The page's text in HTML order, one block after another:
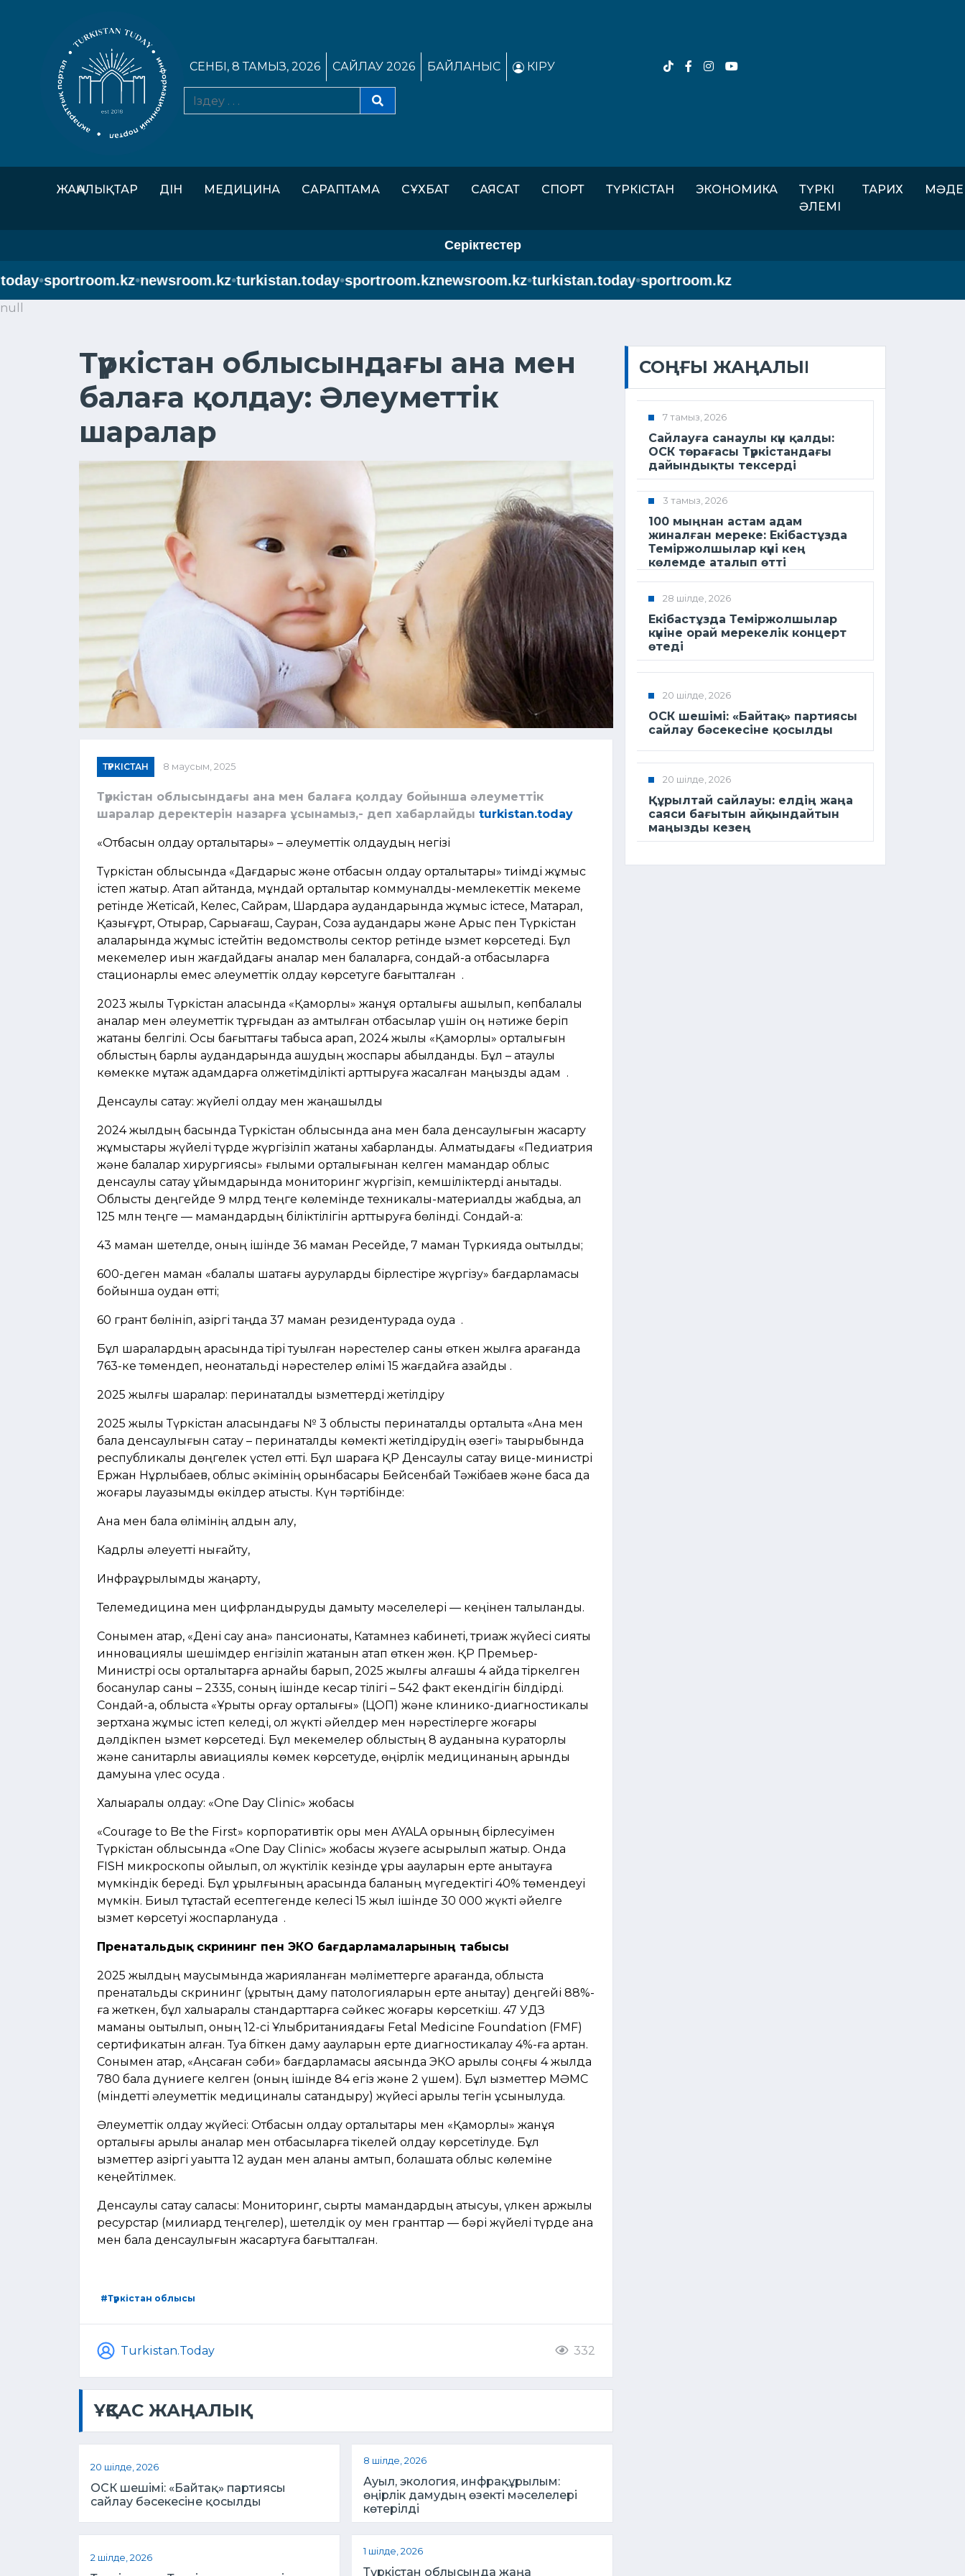
СЕНБІ, 8 ТАМЫЗ, 2026 САЙЛАУ 2026 БАЙЛАНЫС КІРУ
ЖАҢАЛЫҚТАР ДІН МЕДИЦИНА САРАПТАМА СҰХБАТ САЯСАТ СПОРТ ТҮРКІСТАН ЭКОНОМИКА
ТҮРКІ
ӘЛЕМІ
ТАРИХ
Серіктестер
•sportroom.kz•newsroom.kz•turkistan.today•sportroom.kznewsroom.kz•turkistan.today•sportroom.kz
null
Түркістан облысындағы ана мен
балаға қолдау: Әлеуметтік
шаралар
ТҮРКІСТАН 8 маусым, 2025
Түркістан облысындағы ана мен балаға қолдау бойынша әлеуметтік
шаралар деректерін назарға ұсынамыз,- деп хабарлайды turkistan.today
«Отбасын қолдау орталықтары» – әлеуметтік қолдаудың негізі
Түркістан облысында «Дағдарыс және отбасын қолдау орталықтары» тиімді жұмыс
істеп жатыр. Атап айтқанда, мұндай орталықтар коммуналдық-мемлекеттік мекеме
ретінде Жетісай, Келес, Сайрам, Шардара аудандарында жұмыс істесе, Мақтарал,
Қазығұрт, Отырар, Сарыағаш, Сауран, Созақ аудандары және Арыс пен Түркістан
қалаларында жұмыс істейтін ведомстволық сектор ретінде қызмет көрсетеді. Бұл
мекемелер қиын жағдайдағы аналар мен балаларға, сондай-ақ отбасыларға
стационарлық емес әлеуметтік қолдау көрсетуге бағытталған .
2023 жылы Түркістан қаласында «Қамқорлық» жанұя орталығы ашылып, көпбалалы
аналар мен әлеуметтік тұрғыдан аз қамтылған отбасылар үшін оң нәтиже беріп
жатқаны белгілі. Осы бағыттағы табысқа қарап, 2024 жылы «Қамқорлық» орталығын
облыстың барлық аудандарында ашудың жоспары қабылданды. Бұл – атаулы
көмекке мұқтаж адамдарға қолжетімділікті арттыруға жасалған маңызды қадам .
Денсаулық сақтау: жүйелі қолдау мен жаңашылдық
2024 жылдың басында Түркістан облысында ана мен бала денсаулығын жақсарту
жұмыстары жүйелі түрде жүргізіліп жатқаны хабарланды. Алматыдағы «Педиатрия
және балалар хирургиясы» ғылыми орталығынан келген мамандар облыс
денсаулық сақтау ұйымдарында мониторинг жүргізіп, кемшіліктерді анықтады.
Облыстық деңгейде 9 млрд теңге көлемінде техникалық-материалдық жабдыққа, ал
125 млн теңге — мамандардың біліктілігін арттыруға бөлінді. Сондай-ақ:
43 маман шетелде, оның ішінде 36 маман Ресейде, 7 маман Түркияда оқытылды;
600-деген маман «балалық шақтағы ауруларды бірлестіре жүргізу» бағдарламасы
бойынша оқудан өтті;
60 грант бөлініп, қазіргі таңда 37 маман резидентурада оқуда .
Бұл шаралардың арқасында тірі туылған нәрестелер саны өткен жылға қарағанда
763-ке төмендеп, неонатальді нәрестелер өлімі 15 жағдайға азайды .
2025 жылғы шаралар: перинаталдық қызметтерді жетілдіру
2025 жылы Түркістан қаласындағы № 3 облыстық перинаталдық орталықта «Ана мен
бала денсаулығын сақтау – перинаталдық көмекті жетілдірудің өзегі» тақырыбында
республикалық дөңгелек үстел өтті. Бұл шараға ҚР Денсаулық сақтау вице-министрі
Ержан Нұрлыбаев, облыс әкімінің орынбасары Бейсенбай Тәжібаев және басқа да
жоғары лауазымды өкілдер қатысты. Күн тәртібінде:
Ана мен бала өлімінің алдын алу,
Кадрлық әлеуетті нығайту,
Инфрақұрылымды жаңарту,
Телемедицина мен цифрландыруды дамыту мәселелері — кеңінен талқыланды.
Сонымен қатар, «Дені сау ана» пансионаты, Катамнез кабинеті, триаж жүйесі сияқты
инновациялық шешімдер енгізіліп жатқанын атап өткен жөн. ҚР Премьер-
Министрі осы орталықтарға арнайы барып, 2025 жылғы алғашқы 4 айда тіркелген
босанулар саны – 2335, соның ішінде кесар тілігі – 542 факт екендігін білдірді.
Сондай-ақ, облыста «Ұрықты қорғау орталығы» (ЦОП) және клинико-диагностикалық
зертхана жұмыс істеп келеді, ол жүкті әйелдер мен нәрестілерге жоғары
дәлдікпен қызмет көрсетеді. Бұл мекемелер облыстың 8 ауданына кураторлық
және санитарлық авиациялық көмек көрсетуде, өңірлік медицинаның қарқынды
дамуына үлес қосуда .
Халықаралық қолдау: «One Day Clinic» жобасы
«Courage to Be the First» корпоративтік қоры мен AYALA қорының бірлесуімен
Түркістан облысында «One Day Clinic» жобасы жүзеге асырылып жатыр. Онда
FISH микроскопы қойылып, ол жүктілік кезінде ұрық ақауларын ерте анықтауға
мүмкіндік береді. Бұл құрылғының арқасында баланың мүгедектігі 40% төмендеуі
мүмкін. Биыл тұтастай есептегенде келесі 15 жыл ішінде 30 000 жүкті әйелге
қызмет көрсетуі жоспарлануда .
Пренатальдық скрининг пен ЭКО бағдарламаларының табысы
2025 жылдың маусымында жарияланған мәліметтерге қарағанда, облыста
пренатальдық скрининг (ұрықтың даму патологияларын ерте анықтау) деңгейі 88%-
ға жеткен, бұл халықаралық стандарттарға сәйкес жоғары көрсеткіш. 47 УДЗ
маманы оқытылып, оның 12-сі Ұлыбританиядағы Fetal Medicine Foundation (FMF)
сертификатын алған. Туа біткен даму ақауларын ерте диагностикалау 4%-ға артқан.
Сонымен қатар, «Аңсаған сәби» бағдарламасы аясында ЭКО арқылы соңғы 4 жылда
780 бала дүниеге келген (оның ішінде 84 егіз және 2 үшем). Бұл қызметтер МӘМС
(міндетті әлеуметтік медициналық сақтандыру) жүйесі арқылы тегін ұсынылуда.
Әлеуметтік қолдау жүйесі: Отбасын қолдау орталықтары мен «Қамқорлық» жанұя
орталығы арқылы аналар мен отбасыларға тікелей қолдау көрсетілуде. Бұл
қызметтер қазіргі уақытта 12 аудан мен қаланы қамтып, болашақта облыс көлеміне
кеңейтілмек.
Денсаулық сақтау саласы: Мониторинг, сыртқы мамандардың қатысуы, үлкен қаржылық
ресурстар (милиард теңгелер), шетелдік оқу мен гранттар — бәрі жүйелі түрде ана
мен бала денсаулығын жақсартуға бағытталған.
#Түркістан облысы
Turkistan.Today 332
ҰҚСАС ЖАҢАЛЫҚ
20 шілде, 2026
ОСК шешімі: «Байтақ» партиясы
сайлау бәсекесіне қосылды
8 шілде, 2026
Ауыл, экология, инфрақұрылым:
өңірлік дамудың өзекті мәселелері
көтерілді
2 шілде, 2026
1 шілде, 2026
Түркістан облысында жаңа
СОҢҒЫ ЖАҢАЛЫҚ
7 тамыз, 2026
Сайлауға санаулы күн қалды:
ОСК төрағасы Түркістандағы
дайындықты тексерді
3 тамыз, 2026
100 мыңнан астам адам
жиналған мереке: Екібастұзда
Теміржолшылар күні кең
көлемде аталып өтті
28 шілде, 2026
Екібастұзда Теміржолшылар
күніне орай мерекелік концерт
өтеді
20 шілде, 2026
ОСК шешімі: «Байтақ» партиясы
сайлау бәсекесіне қосылды
20 шілде, 2026
Құрылтай сайлауы: елдің жаңа
саяси бағытын айқындайтын
маңызды кезең